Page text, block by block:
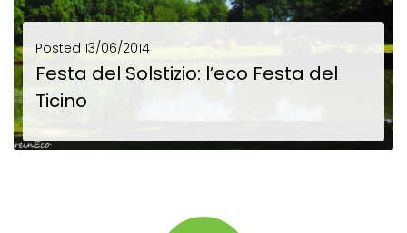
Posted 13/06/2014
Festa del Solstizio: l’eco Festa del
Ticino